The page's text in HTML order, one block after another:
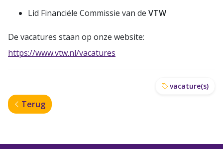
Lid Financiële Commissie van de VTW
De vacatures staan op onze website:
https://www.vtw.nl/vacatures
vacature(s)
Terug